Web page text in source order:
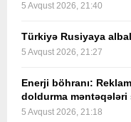
5 Avqust 2026, 21:40
Türkiyə Rusiyaya
5 Avqust 2026, 21:27
Enerji böhranı:
doldurma
5 Avqust 2026, 21:18